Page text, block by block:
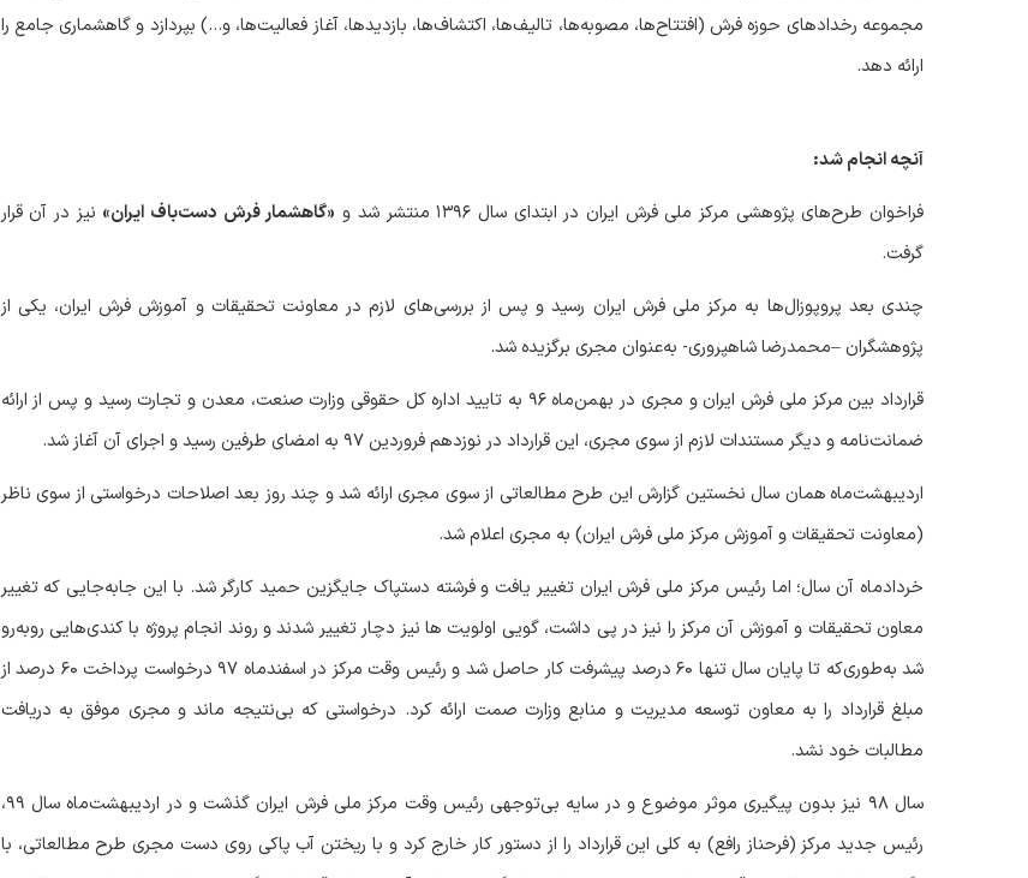
مجموعه رخدادهای حوزه فرش (افتتاح‌ها، مصوبه‌ها، تالیف‌ها، اکتشاف‌ها، بازدیدها، آغاز فعالیت‌ها، و…) بپردازد و گاهشماری جامع را
ارائه دهد.
آنچه انجام شد:
فراخوان طرح‌های پژوهشی مرکز ملی فرش ایران در ابتدای سال ۱۳۹۶منتشر شد و «گاهشمار فرش دست‌باف ایران» نیز در آن قرار
گرفت.
چندی بعد پروپوزال‌ها به مرکز ملی فرش ایران رسید و پس از بررسی‌های لازم در معاونت تحقیقات و آموزش فرش ایران، یکی از
پژوهشگران –محمدرضا شاهپروری- به‌عنوان مجری برگزیده شد.
قرارداد بین مرکز ملی فرش ایران و مجری در بهمن‌ماه۹۶ به تایید اداره کل حقوقی وزارت صنعت، معدن و تجارت رسید و پس از ارائه
ضمانت‌نامه و دیگر مستندات لازم از سوی مجری، این قرارداد در نوزدهم فروردین۹۷ به امضای طرفین رسید و اجرای آن آغاز شد.
اردیبهشت‌ماههمان سال نخستین گزارش این طرح مطالعاتی از سوی مجری ارائه شد و چند روز بعد اصلاحات درخواستی از سوی ناظر
(معاونت تحقیقات و آموزش مرکز ملی فرش ایران) به مجری اعلام شد.
خردادماه آن سال؛ اما رئیس مرکز ملی فرش ایران تغییر یافت و فرشته دستپاک جایگزین حمید کارگر شد. با این جابه‌جایی که تغییر
معاون تحقیقات و آموزش آن مرکز را نیز در پی داشت، گویی اولویت ها نیز دچار تغییر شدند و روند انجام پروژه با کندی‌هایی روبه‌رو
شد به‌طوری‌که تا پایان سال تنها ۶۰درصد پیشرفت کار حاصل شد و رئیس وقت مرکز در اسفندماه ۹۷ درخواست پرداخت ۶۰ درصد از
مبلغ قرارداد را به معاون توسعه مدیریت و منابع وزارت صمت ارائه کرد. درخواستی که بی‌نتیجه ماند و مجری موفق به دریافت
مطالبات خود نشد.
سال۹۸ نیز بدون پیگیری موثر موضوع و در سایه بی‌توجهی رئیس وقت مرکز ملی فرش ایران گذشت و در اردیبهشت‌ماه سال ۹۹،
رئیس جدید مرکز (فرحناز رافع) به کلی این قرارداد را از دستور کار خارج کرد و با ریختن آب پاکی روی دست مجری طرح مطالعاتی، با